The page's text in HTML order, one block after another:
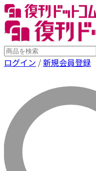
ログイン /新規会員登録